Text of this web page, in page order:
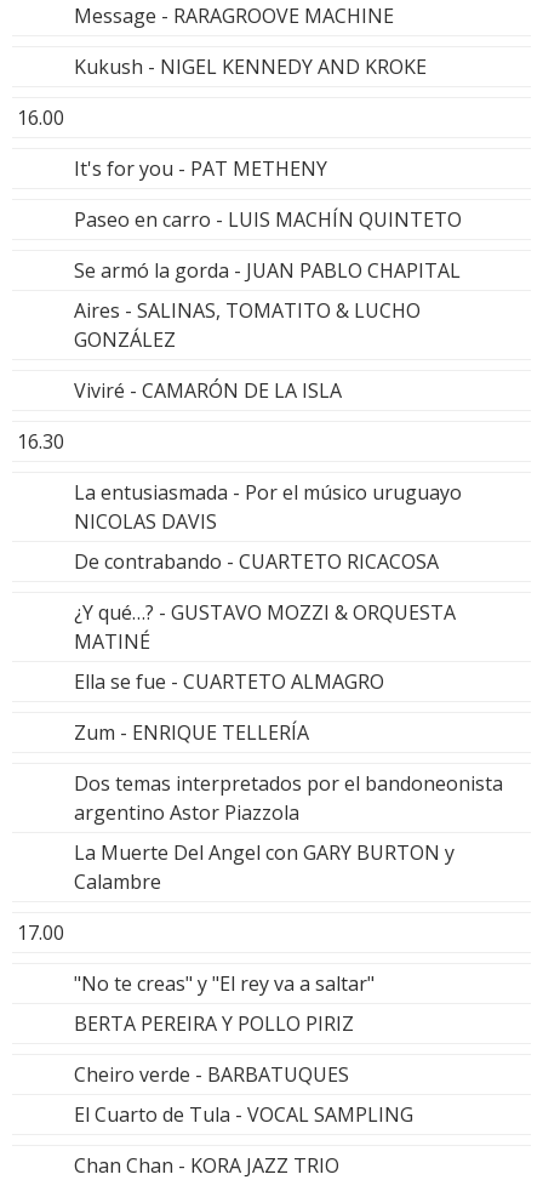
Message - RARAGROOVE MACHINE
Kukush - NIGEL KENNEDY AND KROKE
16.00
It's for you - PAT METHENY
Paseo en carro - LUIS MACHÍN QUINTETO
Se armó la gorda - JUAN PABLO CHAPITAL
Aires - SALINAS, TOMATITO & LUCHO
GONZÁLEZ
Viviré - CAMARÓN DE LA ISLA
16.30
La entusiasmada - Por el músico uruguayo
NICOLAS DAVIS
De contrabando - CUARTETO RICACOSA
¿Y qué…? - GUSTAVO MOZZI & ORQUESTA
MATINÉ
Ella se fue - CUARTETO ALMAGRO
Zum - ENRIQUE TELLERÍA
Dos temas interpretados por el bandoneonista
argentino Astor Piazzola
La Muerte Del Angel con GARY BURTON y
Calambre
17.00
"No te creas" y "El rey va a saltar"
BERTA PEREIRA Y POLLO PIRIZ
Cheiro verde - BARBATUQUES
El Cuarto de Tula - VOCAL SAMPLING
Chan Chan - KORA JAZZ TRIO